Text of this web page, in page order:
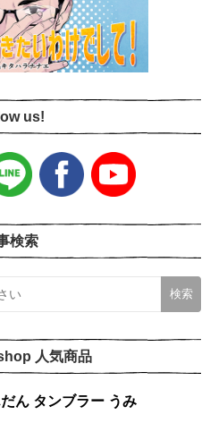
us!
検索
人気商品
ノラネコぐんだん タンブラー うみ